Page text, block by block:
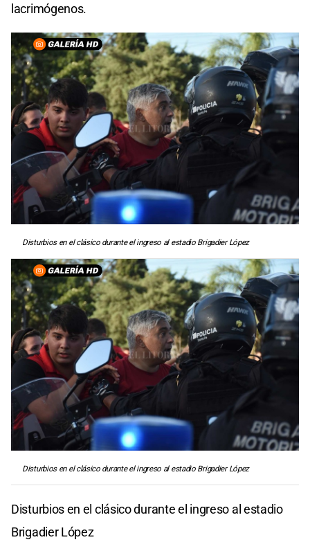
lacrimógenos.
Disturbios en el clásico durante el ingreso al estadio Brigadier López
Disturbios en el clásico durante el ingreso al estadio Brigadier López
Disturbios en el clásico durante el ingreso al estadio
Brigadier López